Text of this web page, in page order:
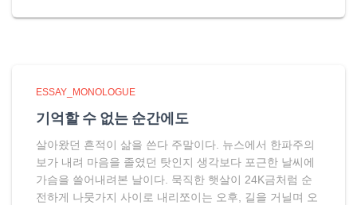
ESSAY_MONOLOGUE
기억할 수 없는 순간에도
살아왔던 흔적이 삶을 쓴다 주말이다. 뉴스에서 한파주의
보가 내려 마음을 졸였던 탓인지 생각보다 포근한 날씨에
가슴을 쓸어내려본 날이다. 묵직한 햇살이 24K금처럼 순
전하게 나뭇가지 사이로 내리쪼이는 오후, 길을 거닐며 오